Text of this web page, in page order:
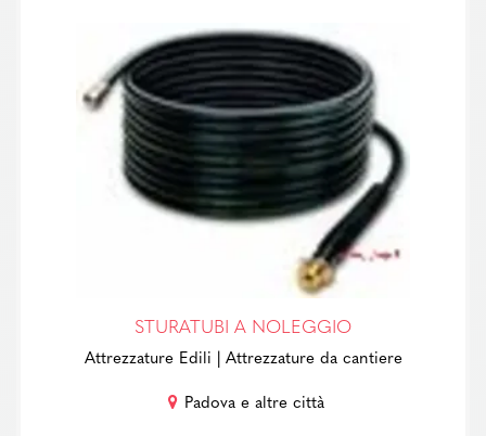
STURATUBI A NOLEGGIO
Attrezzature Edili | Attrezzature da cantiere
Padova e altre città